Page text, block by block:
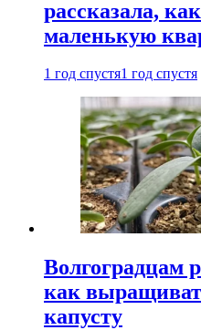
рассказала,
маленькую
1 год спустя1 год спустя
Волгоградцам
как
капусту